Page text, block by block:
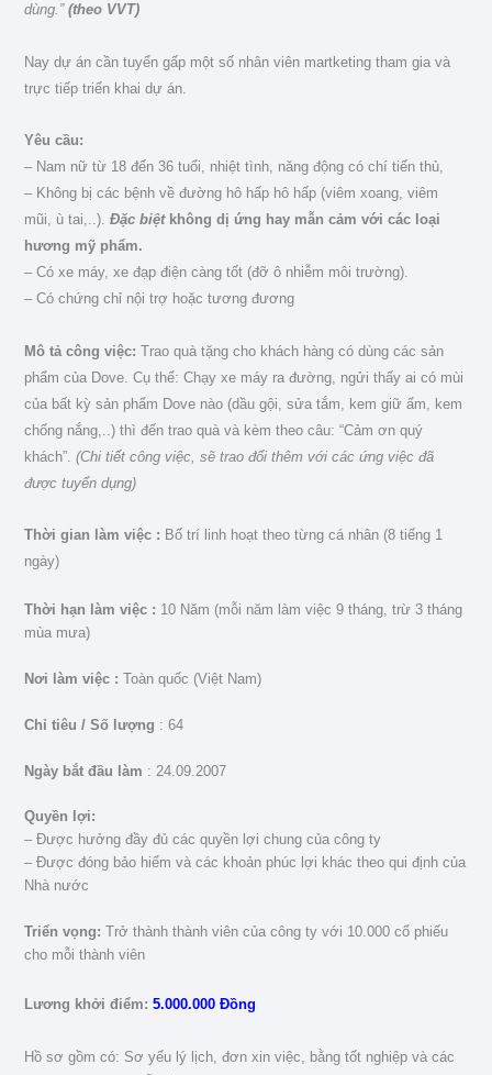
dùng.”(theo VVT)
Nay dự án cần tuyển gấp một số nhân viên martketing tham gia và
trực tiếp triển khai dự án.
Yêu cầu:
– Nam nữ từ 18 đến 36 tuổi, nhiệt tình, năng động có chí tiến thủ,
– Không bị các bệnh về đường hô hấp hô hấp (viêm xoang, viêm
mũi, ù tai,..).Đặc biệtkhông dị ứng hay mẫn cảmvới các loại
hương mỹ phẩm.
– Có xe máy, xe đạp điện càng tốt (đỡ ô nhiễm môi trường).
– Có chứng chỉ nội trợ hoặc tương đương
Mô tả công việc: Trao quà tặng cho khách hàng có dùng các sản
phẩm của Dove. Cụ thể: Chạy xe máy ra đường, ngửi thấy ai có mùi
của bất kỳ sản phẩm Dove nào (dầu gội, sửa tắm, kem giữ ẩm, kem
chống nắng,..) thì đến traoquà và kèm theo câu: “Cảm ơn quý
khách”.(Chi tiết công việc, sẽ trao đổi thêm với các ứng việc đã
được tuyểndụng)
Thời gian làm việc : Bố trí linh hoạt theo từng cá nhân (8 tiếng 1
ngày)
Thời hạn làm việc : 10 Năm (mỗi năm làm việc 9 tháng, trừ 3 tháng
mùa mưa)
Nơi làm việc : Toàn quốc (Việt Nam)
Chỉ tiêu / Số lượng : 64
Ngày bắt đầu làm : 24.09.2007
Quyền lợi:
– Được hưởng đầy đủ các quyền lợi chung của công ty
– Được đóng bảo hiểm và các khoản phúc lợi khác theo qui định của
Nhà nước
Triển vọng: Trở thành thành viên của công ty với 10.000 cổ phiếu
cho mỗi thành viên
Lương khởi điểm: 5.000.000 Ðồng
Hồ sơ gồm có: Sơ yếu lý lịch, đơn xin việc, bằng tốt nghiệp và các